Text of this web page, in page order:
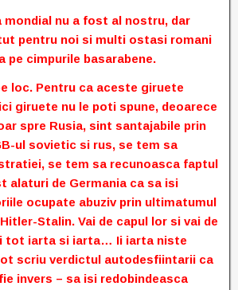
mondial nu a fost al nostru, dar
pentru noi si multi ostasi romani
pe cimpurile basarabene.
loc. Pentru ca aceste giruete
giruete nu le poti spune, deoarece
spre Rusia, sint santajabile prin
ul sovietic si rus, se tem sa
se tem sa recunoasca faptul
alaturi de Germania ca sa isi
ocupate abuziv prin ultimatumul
Stalin. Vai de capul lor si vai de
tot iarta si iarta… Ii iarta niste
scriu verdictul autodesfiintarii ca
invers – sa isi redobindeasca